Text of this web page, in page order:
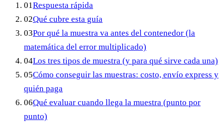
01Respuesta rápida
02Qué cubre esta guía
03Por qué la muestra va antes del contenedor (la
matemática del error multiplicado)
04Los tres tipos de muestra (y para qué sirve cada una)
05Cómo conseguir las muestras: costo, envío express y
quién paga
06Qué evaluar cuando llega la muestra (punto por
punto)